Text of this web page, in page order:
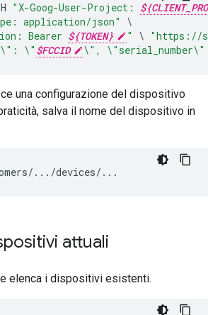
H "X-Goog-User-Project:
application/json"
Bearer ${TOKEN} " \ "https://
\" : \" $FCCID \" , \"serial_number\"
una configurazione del dispositivo
salva il nome del dispositivo in
.../devices/...
attuali
elenca i dispositivi esistenti.